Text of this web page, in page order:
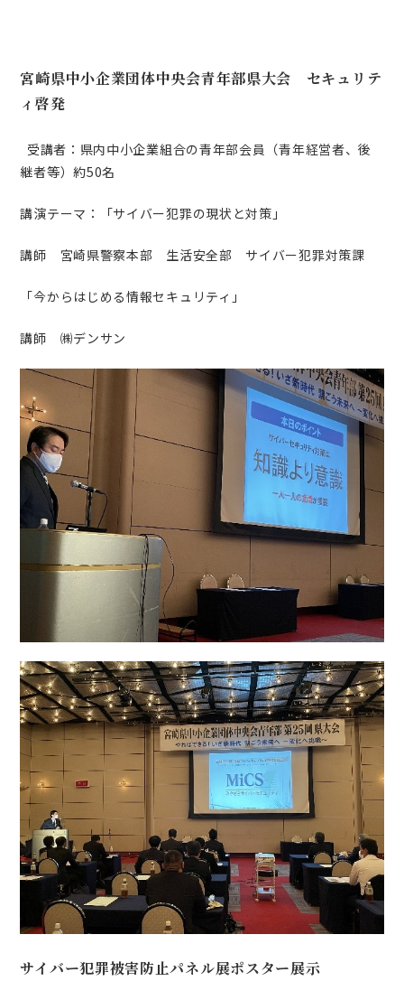
宮崎県中小企業団体中央会青年部県大会 セキュリテ
ィ啓発
受講者：県内中小企業組合の青年部会員（青年経営者、後
継者等）約50名
講演テーマ：「サイバー犯罪の現状と対策」
講師 宮崎県警察本部 生活安全部 サイバー犯罪対策課
「今からはじめる情報セキュリティ」
講師 ㈱デンサン
サイバー犯罪被害防止パネル展ポスター展示